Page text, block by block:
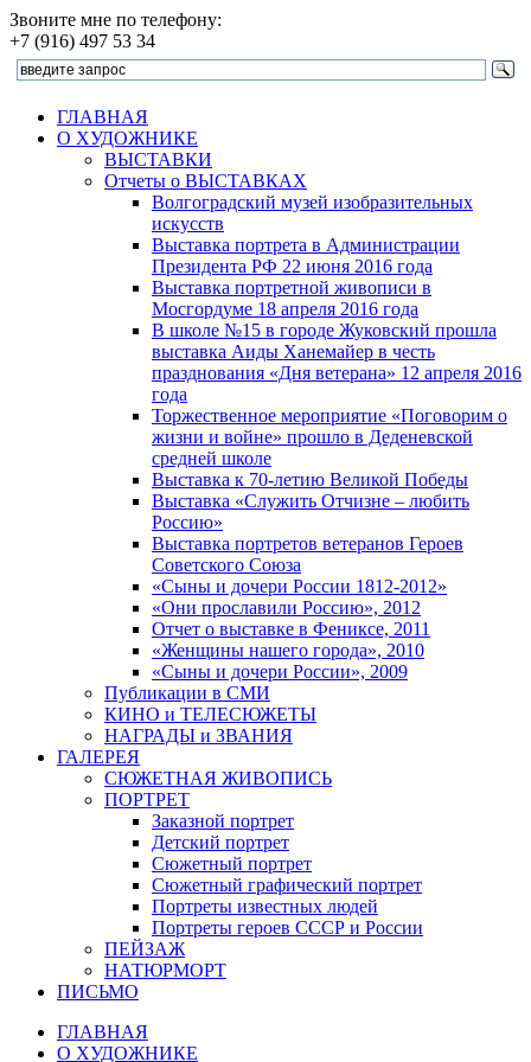
Звоните мне по телефону:
+7 (916) 497 53 34
ГЛАВНАЯ
О ХУДОЖНИКЕ
ВЫСТАВКИ
Отчеты о ВЫСТАВКАХ
Волгоградский музей изобразительных
искусств
Выставка портрета в Администрации
Президента РФ 22 июня 2016 года
Выставка портретной живописи в
Мосгордуме 18 апреля 2016 года
В школе №15 в городе Жуковский прошла
выставка Аиды Ханемайер в честь
празднования «Дня ветерана» 12 апреля 2016
года
Торжественное мероприятие «Поговорим о
жизни и войне» прошло в Деденевской
средней школе
Выставка к 70-летию Великой Победы
Выставка «Служить Отчизне – любить
Россию»
Выставка портретов ветеранов Героев
Советского Союза
«Сыны и дочери России 1812-2012»
«Они прославили Россию», 2012
Отчет о выставке в Фениксе, 2011
«Женщины нашего города», 2010
«Сыны и дочери России», 2009
Публикации в СМИ
КИНО и ТЕЛЕСЮЖЕТЫ
НАГРАДЫ и ЗВАНИЯ
ГАЛЕРЕЯ
СЮЖЕТНАЯ ЖИВОПИСЬ
ПОРТРЕТ
Заказной портрет
Детский портрет
Сюжетный портрет
Сюжетный графический портрет
Портреты известных людей
Портреты героев СССР и России
ПЕЙЗАЖ
НАТЮРМОРТ
ПИСЬМО
ГЛАВНАЯ
О ХУДОЖНИКЕ